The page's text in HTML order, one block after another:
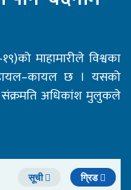
माहामारीले विश्वका
छ । यसको
संक्रमति अधिकांश मुलुकले
सूची ग्रिड